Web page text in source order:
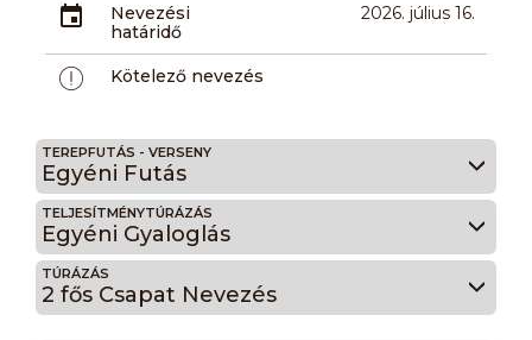
Nevezési
határidő
2026. július 16.
Kötelező nevezés
TEREPFUTÁS - VERSENY
Egyéni Futás
TELJESÍTMÉNYTÚRÁZÁS
Egyéni Gyaloglás
TÚRÁZÁS
2 fős Csapat Nevezés